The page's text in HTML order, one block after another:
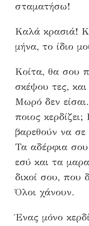
σταματήσω!
Καλά κρασιά!
μήνα, το ίδιο
Κοίτα, θα σου
σκέψου τες,
Μωρό δεν
ποιος
βαρεθούν να
Τα αδέρφια σου
εσύ και τα
δικοί σου, που
Όλοι χάνουν.
Ένας μόνο